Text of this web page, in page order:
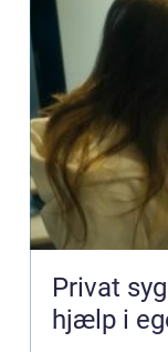
Privat
hjælp i